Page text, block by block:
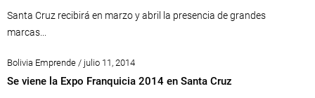
Santa Cruz recibirá en marzo y abril la presencia de grandes
marcas...
Bolivia Emprende / julio 11, 2014
Se viene la Expo Franquicia 2014 en Santa Cruz